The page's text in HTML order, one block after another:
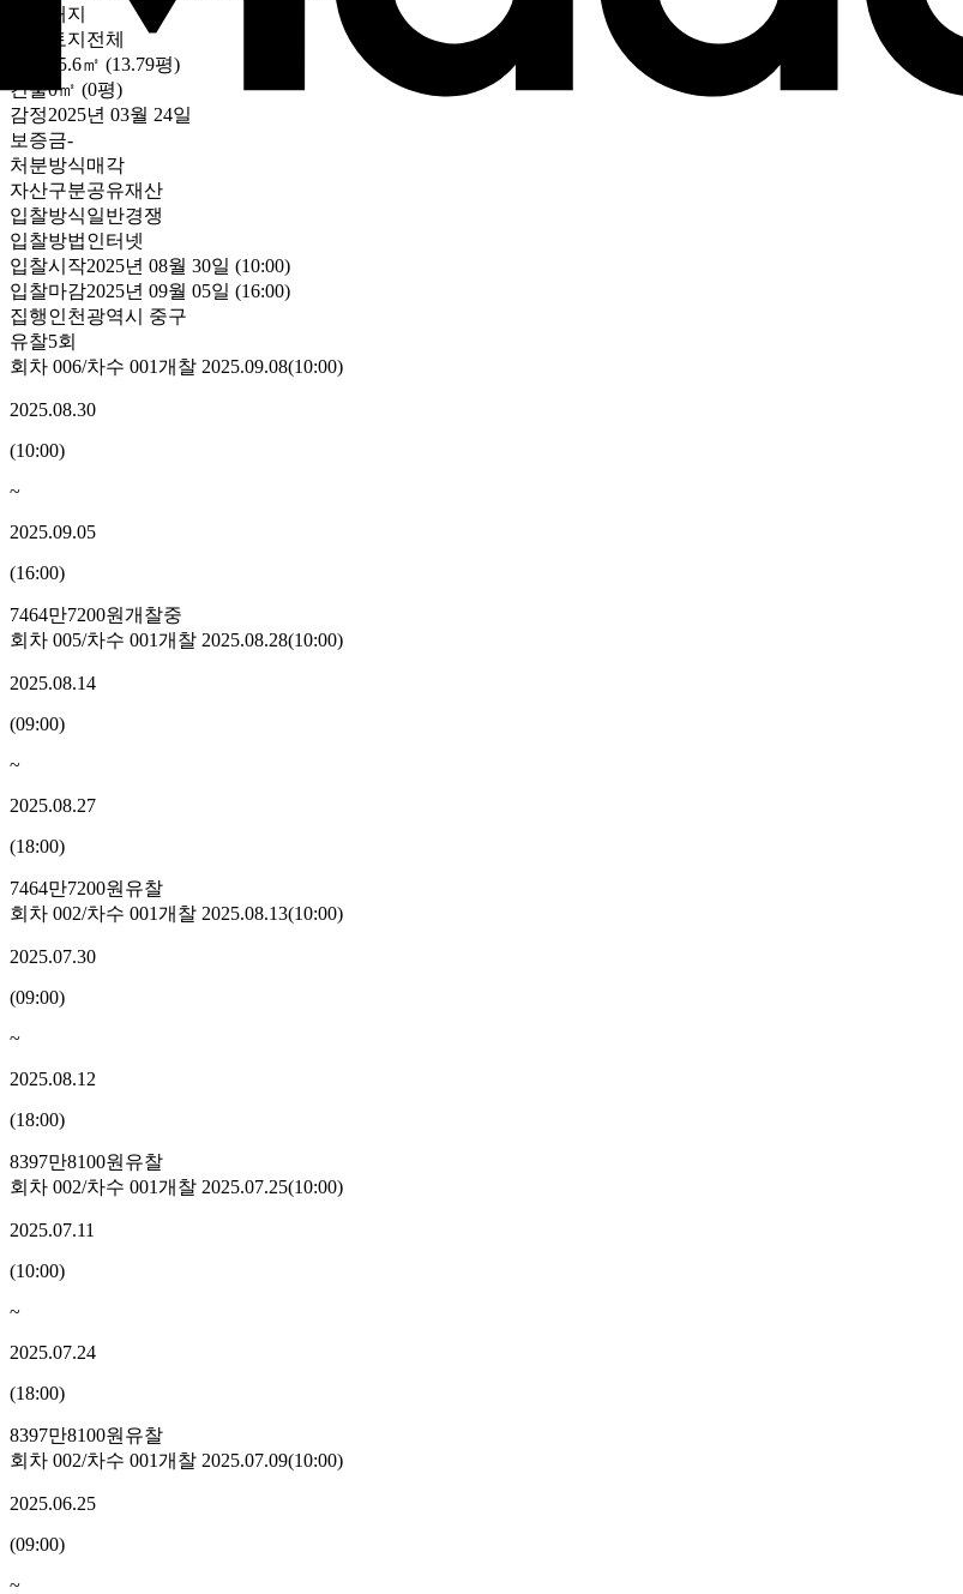
대지
토지전체
45.6㎡ (13.79평)
건물0㎡ (0평)
감정2025년 03월 24일
보증금-
처분방식매각
자산구분공유재산
입찰방식일반경쟁
입찰방법인터넷
입찰시작2025년 08월 30일 (10:00)
입찰마감2025년 09월 05일 (16:00)
집행인천광역시 중구
유찰5회
회차 006/차수 001개찰 2025.09.08(10:00)
2025.08.30
(10:00)
~
2025.09.05
(16:00)
7464만7200원개찰중
회차 005/차수 001개찰 2025.08.28(10:00)
2025.08.14
(09:00)
~
2025.08.27
(18:00)
7464만7200원 유찰
회차 002/차수 001개찰 2025.08.13(10:00)
2025.07.30
(09:00)
~
2025.08.12
(18:00)
8397만8100원 유찰
회차 002/차수 001개찰 2025.07.25(10:00)
2025.07.11
(10:00)
~
2025.07.24
(18:00)
8397만8100원 유찰
회차 002/차수 001개찰 2025.07.09(10:00)
2025.06.25
(09:00)
~